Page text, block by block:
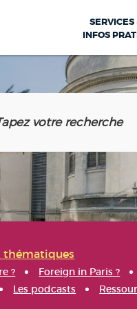
SERVICES
INFOS
thématiques
? Foreign in Paris ?
Les podcasts